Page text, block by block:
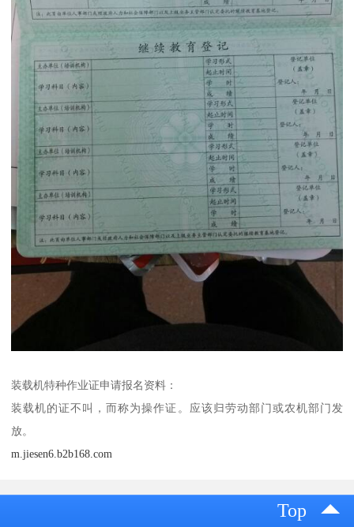
装载机特种作业证申请报名资料：
装载机的证不叫，而称为操作证。应该归劳动部门或农机部门发
放。
m.jiesen6.b2b168.com
Top